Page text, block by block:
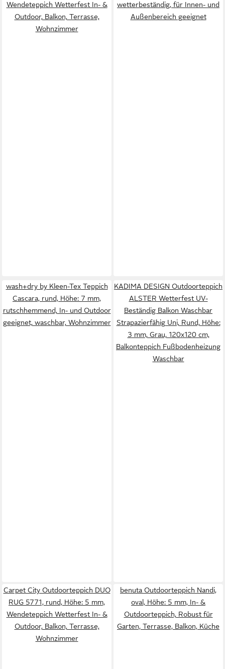
Wendeteppich Wetterfest In- &
Outdoor, Balkon, Terrasse,
Wohnzimmer
wetterbeständig, für Innen- und
Außenbereich geeignet
wash+dry by Kleen-Tex Teppich
Cascara, rund, Höhe: 7 mm,
rutschhemmend, In- und Outdoor
geeignet, waschbar, Wohnzimmer
KADIMA DESIGN Outdoorteppich
ALSTER Wetterfest UV-
Beständig Balkon Waschbar
Strapazierfähig Uni, Rund, Höhe:
3 mm, Grau, 120x120 cm,
Balkonteppich Fußbodenheizung
Waschbar
Carpet City Outdoorteppich DUO
RUG 5771, rund, Höhe: 5 mm,
Wendeteppich Wetterfest In- &
Outdoor, Balkon, Terrasse,
Wohnzimmer
benuta Outdoorteppich Nandi,
oval, Höhe: 5 mm, In- &
Outdoorteppich, Robust für
Garten, Terrasse, Balkon, Küche